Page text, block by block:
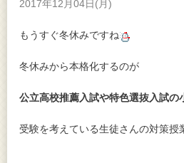
2017年12月04日(月)
もうすぐ冬休みですね
冬休みから本格化するのが
公立高校推薦入試や特色選抜入試の
受験を考えている生徒さんの対策授